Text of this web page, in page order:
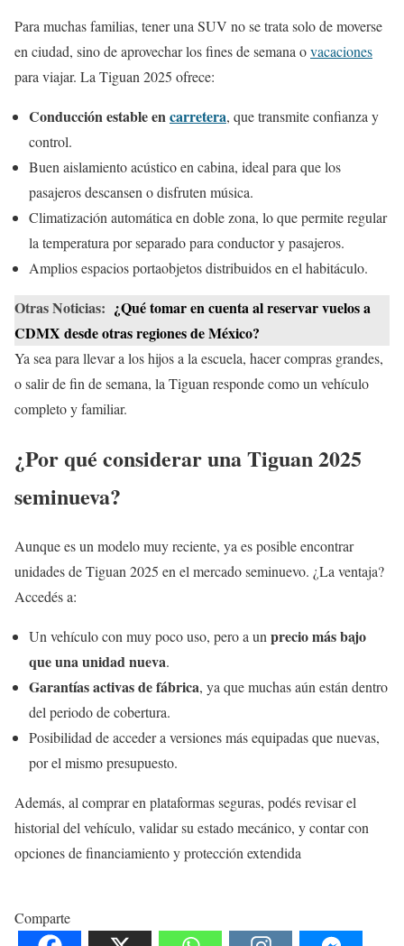
Para muchas familias, tener una SUV no se trata solo de moverse
en ciudad, sino de aprovechar los fines de semana ovacaciones
para viajar. La Tiguan 2025 ofrece:
Conducción estable encarretera, que transmite confianza y
control.
Buen aislamiento acústico en cabina, ideal para que los
pasajeros descansen o disfruten música.
Climatización automática en doble zona, lo que permite regular
la temperatura por separado para conductor y pasajeros.
Amplios espacios portaobjetos distribuidos en el habitáculo.
Otras Noticias: ¿Qué tomar en cuenta al reservar vuelos a
CDMX desde otras regiones de México?
Ya sea para llevar a los hijos a la escuela, hacer compras grandes,
o salir de fin de semana, la Tiguan responde como un vehículo
completo y familiar.
¿Por qué considerar una Tiguan 2025
seminueva?
Aunque es un modelo muy reciente, ya es posible encontrar
unidades de Tiguan 2025 en el mercado seminuevo. ¿La ventaja?
Accedés a:
Un vehículo con muy poco uso, pero a un precio más bajo
que una unidad nueva.
Garantías activas de fábrica, ya que muchas aún están dentro
del periodo de cobertura.
Posibilidad de acceder a versiones más equipadas que nuevas,
por el mismo presupuesto.
Además, al comprar en plataformas seguras, podés revisar el
historial del vehículo, validar su estado mecánico, y contar con
opciones de financiamiento y protección extendida
Comparte